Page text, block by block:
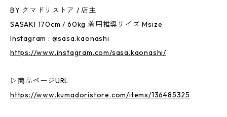
BY クマドリストア / 店主
SASAKI 170cm / 60kg 着用推奨サイズ Msize
Instagram : @sasa.kaonashi
https://www.instagram.com/sasa.kaonashi/
▷商品ページURL
https://www.kumadoristore.com/items/136485325